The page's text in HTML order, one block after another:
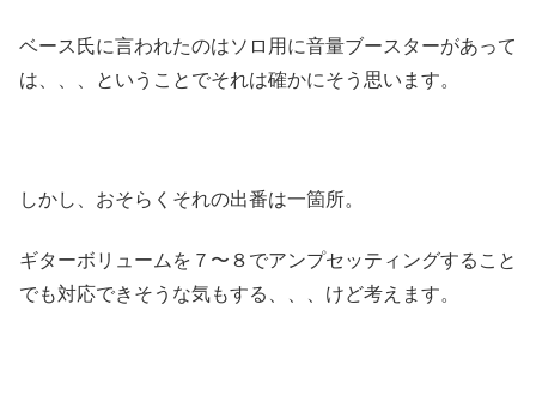
ベース氏に言われたのはソロ用に音量ブースターがあって
は、、、ということでそれは確かにそう思います。
しかし、おそらくそれの出番は一箇所。
ギターボリュームを７〜８でアンプセッティングすること
でも対応できそうな気もする、、、けど考えます。